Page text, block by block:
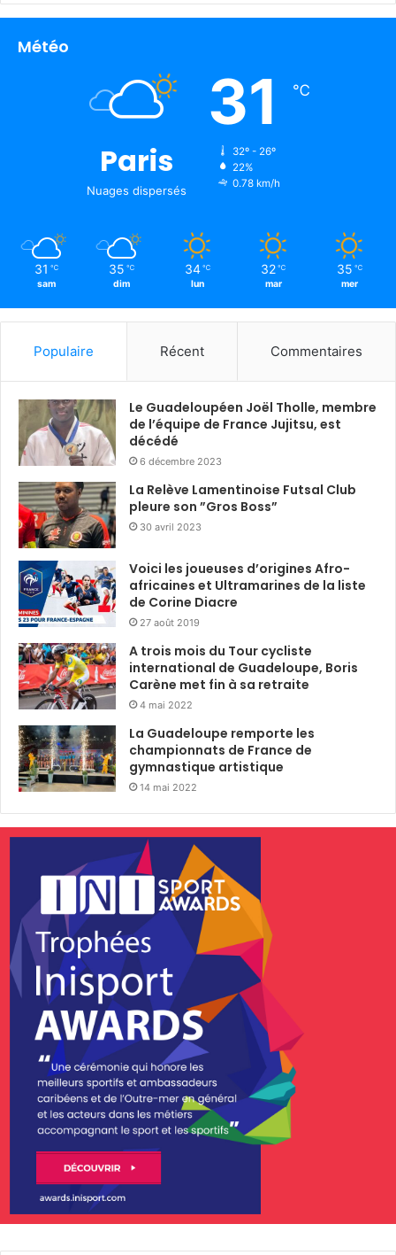
Météo
Paris
Nuages ​​dispersés
31 ℃
32º - 26º
22%
0.78 km/h
31 ℃
sam
35 ℃
dim
34 ℃
lun
32 ℃
mar
35 ℃
mer
Populaire Récent Commentaires
Le Guadeloupéen Joël Tholle, membre
de l’équipe de France Jujitsu, est
décédé
6 décembre 2023
La Relève Lamentinoise Futsal Club
pleure son ”Gros Boss”
30 avril 2023
Voici les joueuses d’origines Afro-
africaines et Ultramarines de la liste
de Corine Diacre
27 août 2019
A trois mois du Tour cycliste
international de Guadeloupe, Boris
Carène met fin à sa retraite
4 mai 2022
La Guadeloupe remporte les
championnats de France de
gymnastique artistique
14 mai 2022